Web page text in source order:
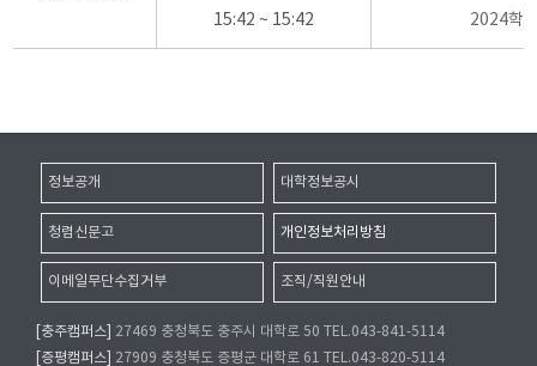
15:42 ~ 15:42 2024학
정보공개 대학정보공시
청렴신문고 개인정보처리방침
이메일무단수집거부 조직/직원안내
[충주캠퍼스]
27469 충청북도 충주시 대학로 50 TEL.043-841-5114
[증평캠퍼스]
27909 충청북도 증평군 대학로 61 TEL.043-820-5114